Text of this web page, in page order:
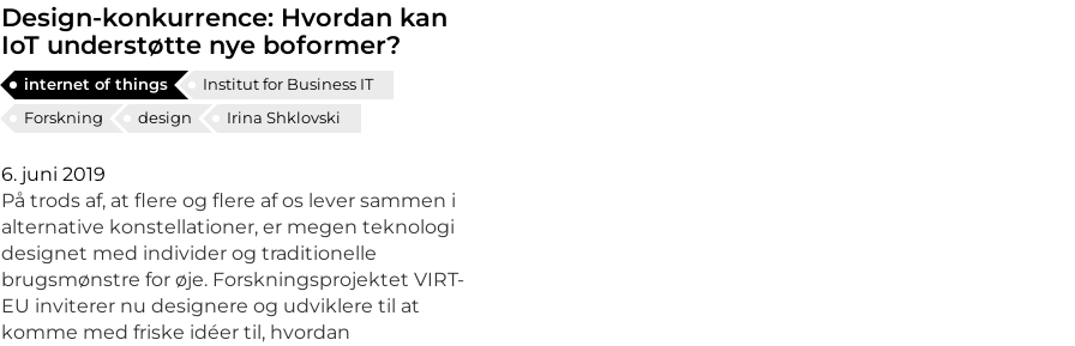
Design-konkurrence: Hvordan kan
IoT understøtte nye boformer?
internet of things
Institut for Business IT
Forskning
design Irina Shklovski
6. juni 2019
På trods af, at flere og flere af os lever sammen i
alternative konstellationer, er megen teknologi
designet med individer og traditionelle
brugsmønstre for øje. Forskningsprojektet VIRT-
EU inviterer nu designere og udviklere til at
komme med friske idéer til, hvordan